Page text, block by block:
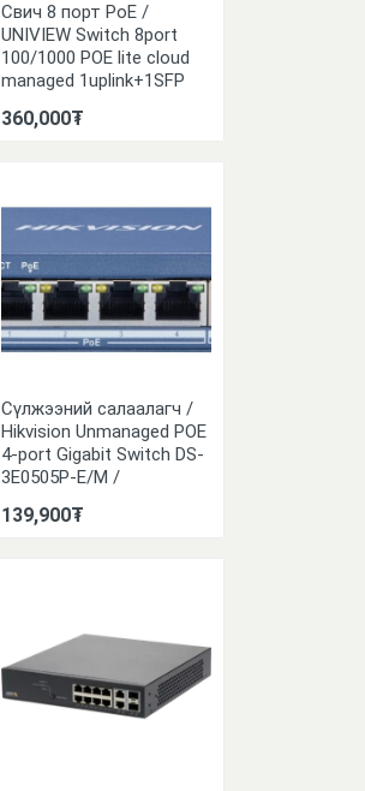
Свич 8 порт PoE /
UNIVIEW Switch 8port
100/1000 POE lite cloud
managed 1uplink+1SFP
360,000₮
Сүлжээний салаалагч /
Hikvision Unmanaged POE
4-port Gigabit Switch DS-
3E0505P-E/M /
139,900₮